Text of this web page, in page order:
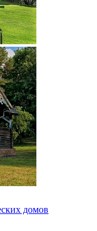
домов